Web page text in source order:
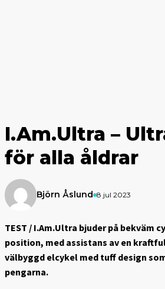
I.Am.Ultra –
för alla åldrar
Björn Åslund 8 jul 2023
TEST / I.Am.Ultra bjuder på bekväm
position, med assistans av en
välbyggd elcykel med tuff design
pengarna.